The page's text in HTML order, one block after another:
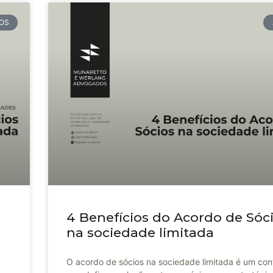
4 Benefícios do Acordo de
na sociedade limitada
O acordo de sócios na sociedade limitada é um